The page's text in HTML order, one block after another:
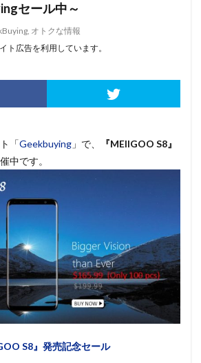
セール中～
, オトクな情報
ト広告を利用しています。
「Geekbuying 」で、
『MEIIGOO S8』
中です。
S8』発売記念セール